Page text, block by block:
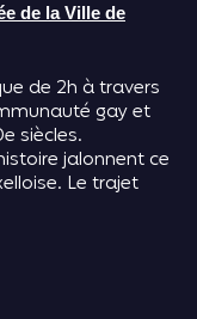
de la Ville de
de 2h à travers
gay et
siècles.
jalonnent ce
Le trajet